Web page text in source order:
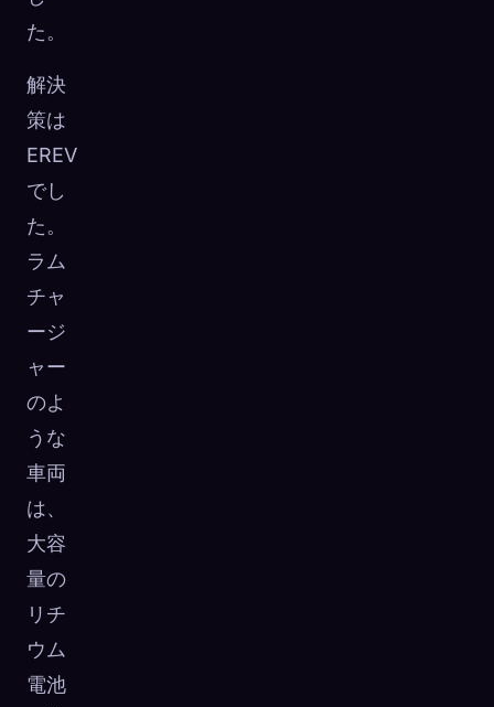
た。
解決
策は
EREV
でし
た。
ラム
チャ
ージ
ャー
のよ
うな
車両
は、
大容
量の
リチ
ウム
電池